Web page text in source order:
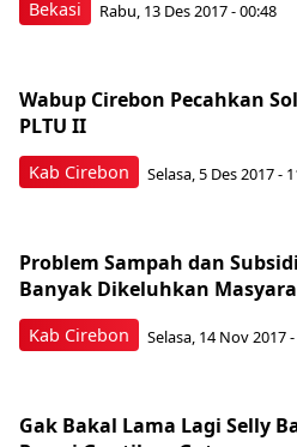
Bekasi Rabu, 13 Des 2017 - 00:48
Kab Cirebon
Wabup Cirebon Pecahkan
PLTU II
Selasa, 5 Des 2017 -
Kab Cirebon
Problem Sampah dan
Banyak Dikeluhkan
Selasa, 14 Nov 2017
Gak Bakal Lama Lagi Selly